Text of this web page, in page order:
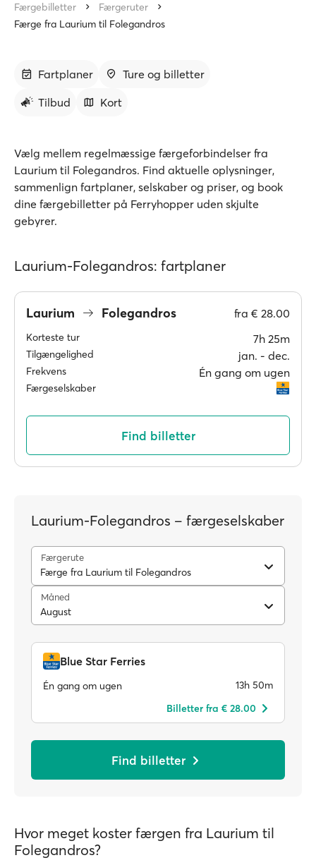
Færgebilletter
Færgeruter
Færge fra Laurium til Folegandros
Fartplaner
Ture og billetter
Tilbud
Kort
Vælg mellem regelmæssige færgeforbindelser fra
Laurium til Folegandros. Find aktuelle oplysninger,
sammenlign fartplaner, selskaber og priser, og book
dine færgebilletter på Ferryhopper uden skjulte
gebyrer.
Laurium-Folegandros: fartplaner
Laurium Folegandros fra € 28.00
Korteste tur 7h 25m
Tilgængelighed jan. ‐ dec.
Frekvens Én gang om ugen
Færgeselskaber
Find billetter
Laurium-Folegandros – færgeselskaber
Færgerute
Færge fra Laurium til Folegandros
Måned
August
Blue Star Ferries
Én gang om ugen
13h 50m
Billetter fra € 28.00
Find billetter
Hvor meget koster færgen fra Laurium til
Folegandros?